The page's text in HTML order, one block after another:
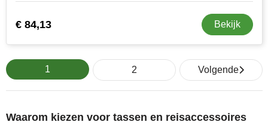
€ 84,13 Bekijk
1 2 Volgende
Waarom kiezen voor tassen en reisaccessoires